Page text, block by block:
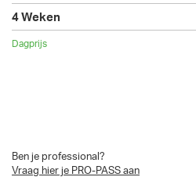
Ben je professional?
Vraag hier je PRO-PASS aan